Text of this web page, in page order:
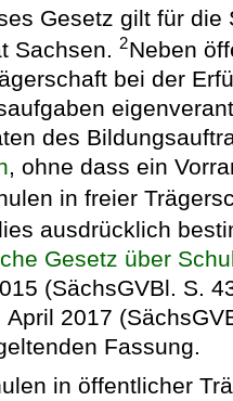
Gesetz gilt für
Sachsen.2Neben
bei der
des
, ohne dass ein
in freier
ausdrücklich
Gesetz über
(SächsGVBl. S.
April 2017
Fassung.
in öffentlicher